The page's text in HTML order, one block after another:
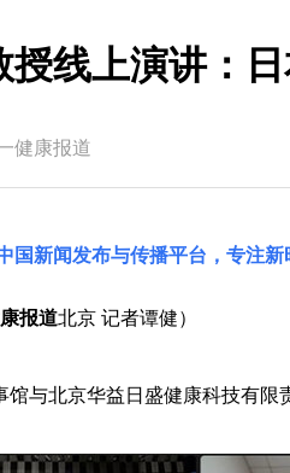
授线上演讲：
健康报道
国新闻发布与传播平台，专注
报道北京 记者谭健）
与北京华益日盛健康科技有限